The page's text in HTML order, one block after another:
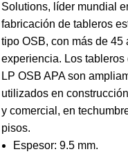
Solutions, líder mundial
fabricación de tableros
tipo OSB, con más de 45
experiencia. Los tableros
LP OSB APA son
utilizados en
y comercial, en
pisos.
Espesor: 9.5 mm.